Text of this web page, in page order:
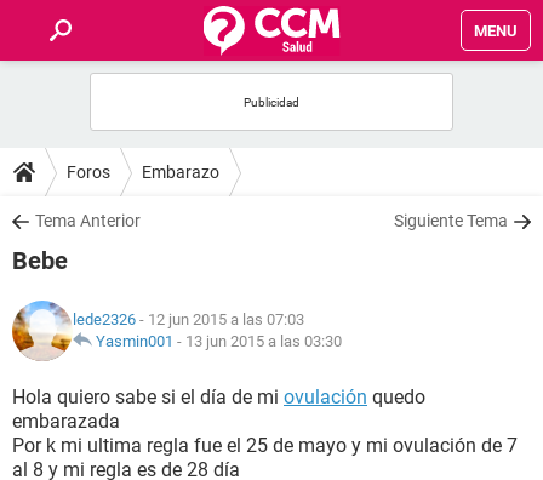
MENU
FOROS
SALUD
NUTRICIÓN
BIENESTAR
SEXUALIDAD
Foros Embarazo
Tema Anterior Siguiente Tema
Bebe
lede2326 - 12 jun 2015 a las 07:03
Yasmin001 - 13 jun 2015 a las 03:30
Hola quiero sabe si el día de mi ovulación quedo
embarazada
Por k mi ultima regla fue el 25 de mayo y mi ovulación de 7
al 8 y mi regla es de 28 día